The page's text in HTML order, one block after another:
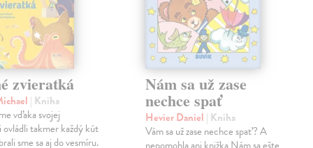
zvieratká
| Kniha
vďaka svojej
takmer každý kút
sme sa aj do vesmíru.
Nám sa už zase
nechce spať
Hevier Daniel | Kniha
Vám sa už zase nechce spať? A